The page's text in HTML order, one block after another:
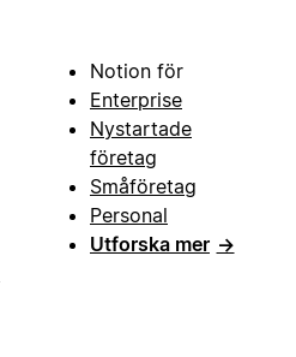
Notion för
Enterprise
Nystartade
företag
Småföretag
Personal
Utforska mer →